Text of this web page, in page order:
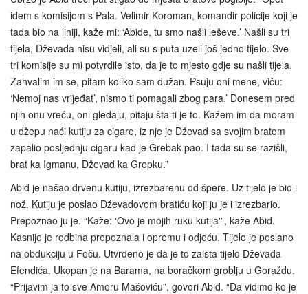
idem s komisijom s Pala. Velimir Koroman, komandir policije koji je
tada bio na liniji, kaže mi: ‘Abide, tu smo našli leševe.’ Našli su tri
tijela, Dževada nisu vidjeli, ali su s puta uzeli još jedno tijelo. Sve
tri komisije su mi potvrdile isto, da je to mjesto gdje su našli tijela.
Zahvalim im se, pitam koliko sam dužan. Psuju oni mene, viču:
‘Nemoj nas vrijeđat’, nismo ti pomagali zbog para.’ Donesem pred
njih onu vreću, oni gledaju, pitaju šta ti je to. Kažem im da moram
u džepu naći kutiju za cigare, iz nje je Dževad sa svojim bratom
zapalio posljednju cigaru kad je Grebak pao. I tada su se razišli,
brat ka Igmanu, Dževad ka Grepku.”
Abid je našao drvenu kutiju, izrezbarenu od špere. Uz tijelo je bio i
nož. Kutiju je poslao Dževadovom bratiću koji ju je i izrezbario.
Prepoznao ju je. “Kaže: ‘Ovo je mojih ruku kutija'”, kaže Abid.
Kasnije je rodbina prepoznala i opremu i odjeću. Tijelo je poslano
na obdukciju u Foču. Utvrđeno je da je to zaista tijelo Dževada
Efendića. Ukopan je na Barama, na boračkom groblju u Goraždu.
“Prijavim ja to sve Amoru Mašoviću”, govori Abid. “Da vidimo ko je